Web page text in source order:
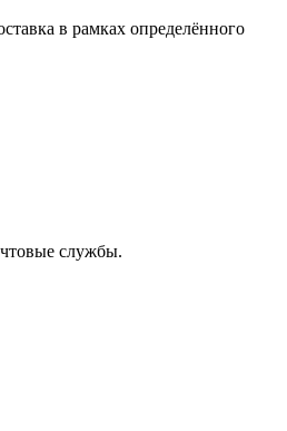
в рамках определённого
службы.